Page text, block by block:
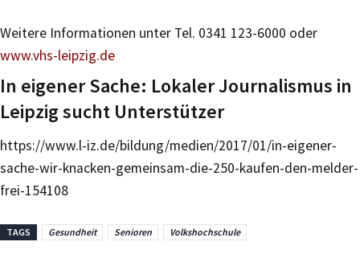
Weitere Informationen unter Tel. 0341 123-6000 oder
www.vhs-leipzig.de
In eigener Sache: Lokaler Journalismus in
Leipzig sucht Unterstützer
https://www.l-iz.de/bildung/medien/2017/01/in-eigener-
sache-wir-knacken-gemeinsam-die-250-kaufen-den-melder-
frei-154108
TAGS Gesundheit Senioren Volkshochschule